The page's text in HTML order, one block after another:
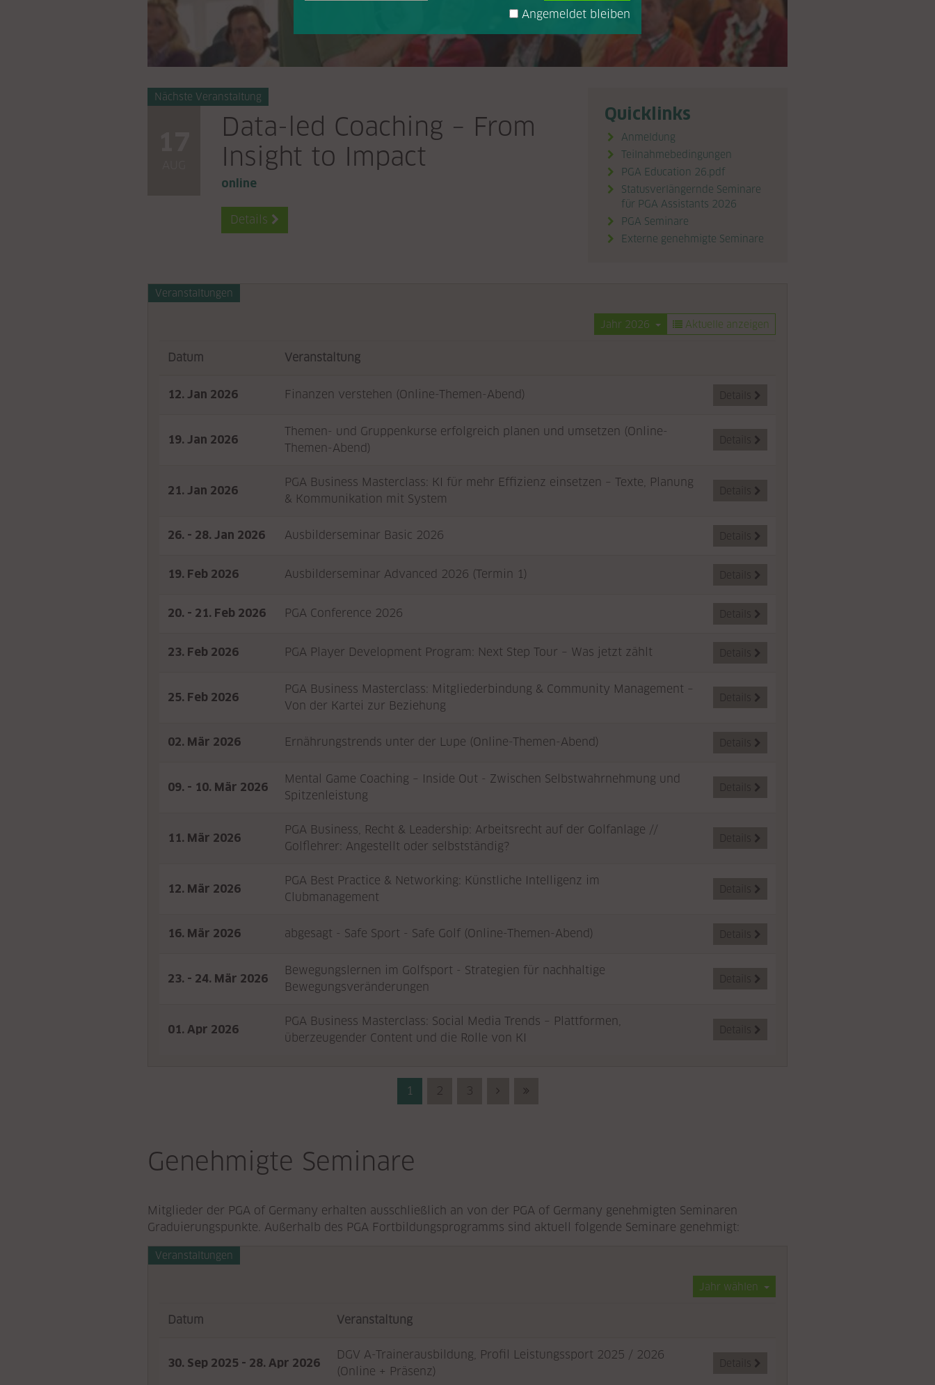
Nächste Veranstaltung
Data-led Coaching – From
Insight to Impact
online
Details 
Quicklinks
Anmeldung
Teilnahmebedingungen
PGA Education 26.pdf
Statusverlängernde Seminare
für PGA Assistants 2026
 PGA Seminare
 Externe genehmigte Seminare
Veranstaltungen
Jahr 2026 Aktuelle anzeigen
Datum Veranstaltung
12. Jan 2026 Finanzen verstehen (Online-Themen-Abend) Details 
19. Jan 2026
Themen- und Gruppenkurse erfolgreich planen und umsetzen (Online-
Themen-Abend)
Details 
21. Jan 2026
PGA Business Masterclass: KI für mehr Effizienz einsetzen – Texte, Planung
& Kommunikation mit System
Details 
26. - 28. Jan 2026 Ausbilderseminar Basic 2026 Details 
19. Feb 2026 Ausbilderseminar Advanced 2026 (Termin 1) Details 
20. - 21. Feb 2026 PGA Conference 2026 Details 
23. Feb 2026 PGA Player Development Program: Next Step Tour – Was jetzt zählt Details 
25. Feb 2026
PGA Business Masterclass: Mitgliederbindung & Community Management –
Von der Kartei zur Beziehung
Details 
02. Mär 2026 Ernährungstrends unter der Lupe (Online-Themen-Abend) Details 
09. - 10. Mär 2026
Mental Game Coaching – Inside Out - Zwischen Selbstwahrnehmung und
Spitzenleistung
Details 
11. Mär 2026
PGA Business, Recht & Leadership: Arbeitsrecht auf der Golfanlage //
Golflehrer: Angestellt oder selbstständig?
Details 
12. Mär 2026
PGA Best Practice & Networking: Künstliche Intelligenz im
Clubmanagement
Details 
16. Mär 2026 abgesagt - Safe Sport - Safe Golf (Online-Themen-Abend) Details 
23. - 24. Mär 2026
Bewegungslernen im Golfsport - Strategien für nachhaltige
Bewegungsveränderungen
Details 
01. Apr 2026
PGA Business Masterclass: Social Media Trends – Plattformen,
überzeugender Content und die Rolle von KI
Details 
1 2 3 Next (Vorwärts)
Genehmigte Seminare
Mitglieder der PGA of Germany erhalten ausschließlich an von der PGA of Germany genehmigten Seminaren
Graduierungspunkte. Außerhalb des PGA Fortbildungsprogramms sind aktuell folgende Seminare genehmigt:
Veranstaltungen
Jahr wählen
Datum Veranstaltung
30. Sep 2025 - 28. Apr 2026
DGV A-Trainerausbildung, Profil Leistungssport 2025 / 2026
(Online + Präsenz)
Details 
Angemeldet bleiben